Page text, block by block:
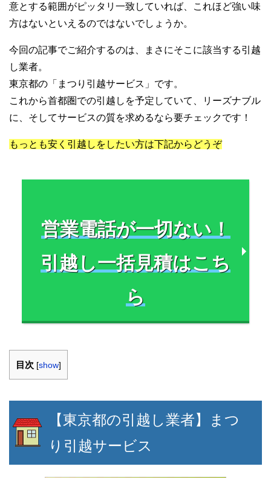
意とする範囲がピッタリ一致していれば、これほど強い味
方はないといえるのではないでしょうか。
今回の記事でご紹介するのは、まさにそこに該当する引越
し業者。
東京都の「まつり引越サービス」です。
これから首都圏での引越しを予定していて、リーズナブル
に、そしてサービスの質を求めるなら要チェックです！
もっとも安く引越しをしたい方は下記からどうぞ
営業電話が一切ない！
引越し一括見積はこち
ら
目次 [show]
【東京都の引越し業者】まつ
り引越サービス